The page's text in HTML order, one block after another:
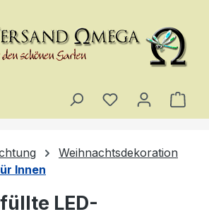
Du hast 0
Weihnachtsdekoration
Innen
LED-